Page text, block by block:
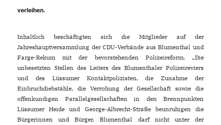
verleihen.
Inhaltlich beschäftigten sich die Mitglieder auf der
Jahreshauptversammlung der CDU-Verbände aus Blumenthal und
Farge-Rekum mit der bevorstehenden Polizeireform. „Die
unbesetzten Stellen des Leiters des Blumenthaler Polizeireviers
und des Lüssumer Kontaktpolizisten, die Zunahme der
Einbruchdiebstähle, die Verrohung der Gesellschaft sowie die
offenkundigen Parallelgesellschaften in den Brennpunkten
Lüssumer Heide und George-Albrecht-Straße beunruhigen die
Bürgerinnen und Bürger. Blumenthal darf nicht unter der